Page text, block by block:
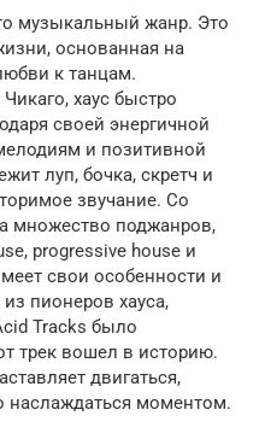
музыкальный жанр. Это
основанная на
к танцам.
хаус быстро
своей энергичной
и позитивной
луп, бочка, скретч и
звучание. Со
множество поджанров,
progressive house и
свои особенности и
пионеров хауса,
Tracks было
трек вошел в историю.
двигаться,
наслаждаться моментом.